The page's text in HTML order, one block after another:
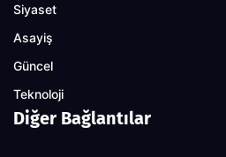
Siyaset
Asayiş
Güncel
Teknoloji
Diğer Bağlantılar